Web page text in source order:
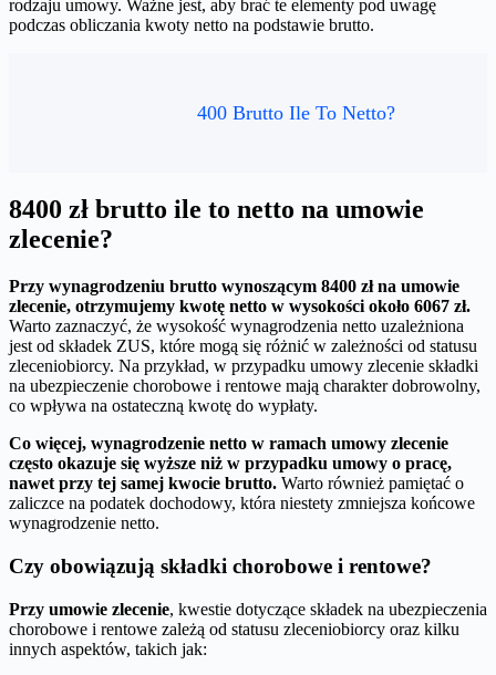
rodzaju umowy. Ważne jest, aby brać te elementy pod uwagę
podczas obliczania kwoty netto na podstawie brutto.
400 Brutto Ile To Netto?
8400 zł brutto ile to netto na umowie
zlecenie?
Przy wynagrodzeniu brutto wynoszącym 8400 zł na umowie
zlecenie, otrzymujemy kwotę netto w wysokości około 6067 zł.
Warto zaznaczyć, że wysokość wynagrodzenia netto uzależniona
jest od składek ZUS, które mogą się różnić w zależności od statusu
zleceniobiorcy. Na przykład, w przypadku umowy zlecenie składki
na ubezpieczenie chorobowe i rentowe mają charakter dobrowolny,
co wpływa na ostateczną kwotę do wypłaty.
Co więcej, wynagrodzenie netto w ramach umowy zlecenie
często okazuje się wyższe niż w przypadku umowy o pracę,
nawet przy tej samej kwocie brutto. Warto również pamiętać o
zaliczce na podatek dochodowy, która niestety zmniejsza końcowe
wynagrodzenie netto.
Czy obowiązują składki chorobowe i rentowe?
Przy umowie zlecenie, kwestie dotyczące składek na ubezpieczenia
chorobowe i rentowe zależą od statusu zleceniobiorcy oraz kilku
innych aspektów, takich jak: